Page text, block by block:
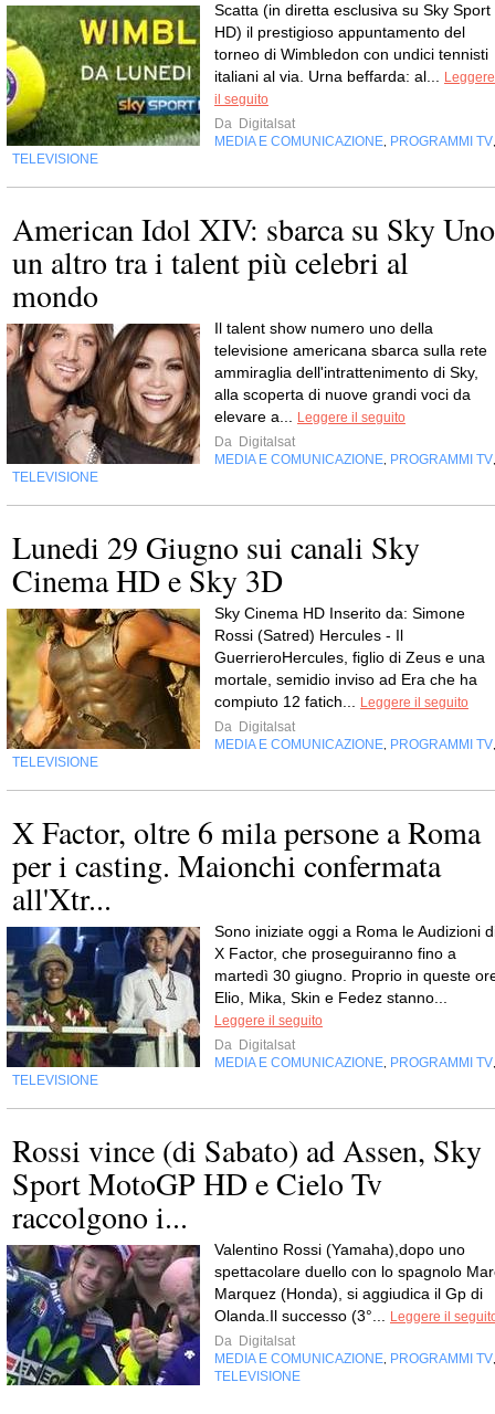
Scatta (in diretta esclusiva su Sky Sport
HD) il prestigioso appuntamento del
torneo di Wimbledon con undici tennisti
italiani al via. Urna beffarda: al...
Leggere
il seguito
Da Digitalsat
MEDIA E COMUNICAZIONE PROGRAMMI TV
TELEVISIONE
American Idol XIV: sbarca su Sky Uno
un altro tra i talent più celebri al
mondo
Il talent show numero uno della
televisione americana sbarca sulla rete
ammiraglia dell'intrattenimento di Sky,
alla scoperta di nuove grandi voci da
elevare a...
Leggere il seguito
Da Digitalsat
MEDIA E COMUNICAZIONE PROGRAMMI TV
TELEVISIONE
Lunedi 29 Giugno sui canali Sky
Cinema HD e Sky 3D
Sky Cinema HD Inserito da: Simone
Rossi (Satred) Hercules - Il
GuerrieroHercules, figlio di Zeus e una
mortale, semidio inviso ad Era che ha
compiuto 12 fatich...
Leggere il seguito
Da Digitalsat
MEDIA E COMUNICAZIONE PROGRAMMI TV
TELEVISIONE
X Factor, oltre 6 mila persone a Roma
per i casting. Maionchi confermata
all'Xtr...
Sono iniziate oggi a Roma le Audizioni
X Factor, che proseguiranno fino a
martedì 30 giugno. Proprio in queste
Elio, Mika, Skin e Fedez stanno...
Leggere il seguito
Da Digitalsat
MEDIA E COMUNICAZIONE PROGRAMMI TV
TELEVISIONE
Rossi vince (di Sabato) ad Assen, Sky
Sport MotoGP HD e Cielo Tv
raccolgono i...
Valentino Rossi (Yamaha),dopo uno
spettacolare duello con lo spagnolo
Marquez (Honda), si aggiudica il Gp di
Olanda.Il successo (3°...
Leggere il
Da Digitalsat
MEDIA E COMUNICAZIONE PROGRAMMI TV
TELEVISIONE